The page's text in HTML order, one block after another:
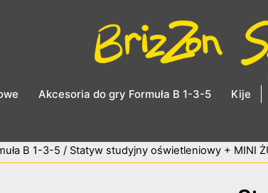
Akcesoria do gry Formuła B 1-3-5 Kije
B 1-3-5 / Statyw studyjny oświetleniowy + MINI